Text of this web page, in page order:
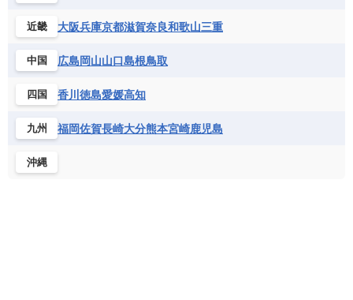
近畿 大阪兵庫京都滋賀奈良和歌山三重
中国 広島岡山山口島根鳥取
四国 香川 徳島愛媛高知
九州 福岡佐賀長崎大分熊本宮崎鹿児島
沖縄